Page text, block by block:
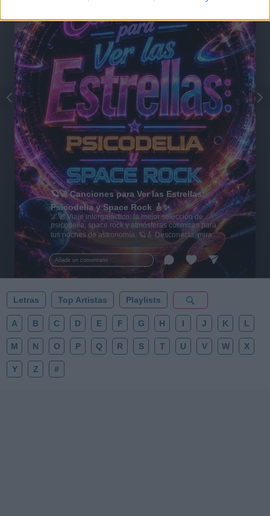
Añadir un comentario ...
🪐🚀 Canciones para Ver las Estrellas:
Psicodelia y Space Rock 🎸✨
🌌🚀 Viaje intergaláctico: la mejor selección de
psicodelia, space rock y atmósferas cósmicas para
tus noches de astronomía. 🪐🎸 Desconecta, mira
al firmamento y siente la gravedad cero. 💾 ¡Guarda
esta colección para tu próxima noche estrellada!
✨⭐
Letras Top Artistas Playlists
A B C D E F G H I J K L
M N O P Q R S T U V W X
Y Z #